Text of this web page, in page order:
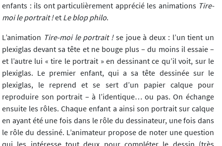
enfants : ils ont particulièrement apprécié les animations Tire-
moi le portrait !et Le blop philo.
L’animation Tire-moi le portrait !se joue à deux : l’un tient un
plexiglas devant sa tête et ne bouge plus – du moins il essaie –
et l’autre lui « tire le portrait » en dessinant ce qu’il voit, sur le
plexiglas. Le premier enfant, qui a sa tête dessinée sur le
plexiglas, le reprend et se sert d’un papier calque pour
reproduire son portrait – à l’identique… ou pas. On échange
ensuite les rôles. Chaque enfant a ainsi son portrait sur calque
en ayant été une fois dans le rôle du dessinateur, une fois dans
le rôle du dessiné. L’animateur propose de noter une question